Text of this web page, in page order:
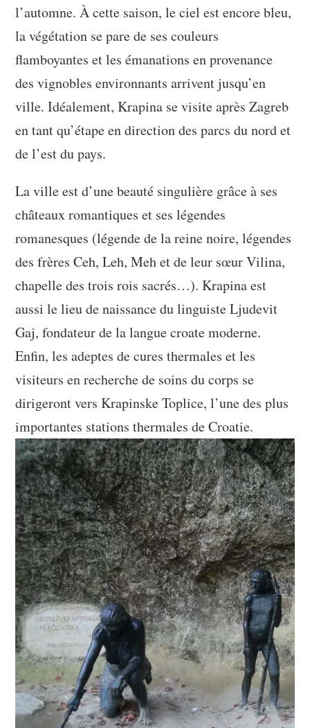
l’automne. À cette saison, le ciel est encore bleu,
la végétation se pare de ses couleurs
flamboyantes et les émanations en provenance
des vignobles environnants arrivent jusqu’en
ville. Idéalement, Krapina se visite après Zagreb
en tant qu’étape en direction des parcs du nord et
de l’est du pays.
La ville est d’une beauté singulière grâce à ses
châteaux romantiques et ses légendes
romanesques (légende de la reine noire, légendes
des frères Ceh, Leh, Meh et de leur sœur Vilina,
chapelle des trois rois sacrés…). Krapina est
aussi le lieu de naissance du linguiste Ljudevit
Gaj, fondateur de la langue croate moderne.
Enfin, les adeptes de cures thermales et les
visiteurs en recherche de soins du corps se
dirigeront vers Krapinske Toplice, l’une des plus
importantes stations thermales de Croatie.